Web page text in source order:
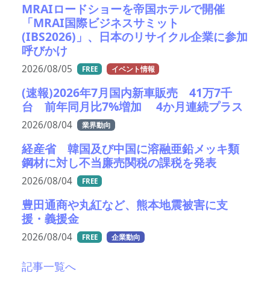
MRAIロードショーを帝国ホテルで開催
「MRAI国際ビジネスサミット
(IBS2026)」、日本のリサイクル企業に参加
呼びかけ
2026/08/05 FREE イベント情報
(速報)2026年7月国内新車販売 41万7千
台 前年同月比7%増加 4か月連続プラス
2026/08/04 業界動向
経産省 韓国及び中国に溶融亜鉛メッキ類
鋼材に対し不当廉売関税の課税を発表
2026/08/04 FREE
豊田通商や丸紅など、熊本地震被害に支
援・義援金
2026/08/04 FREE 企業動向
記事一覧へ